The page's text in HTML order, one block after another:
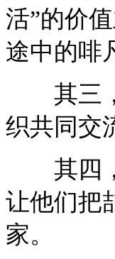
活”的价
途中的啡
其三，
织共同交
其四，
让他们把
家。